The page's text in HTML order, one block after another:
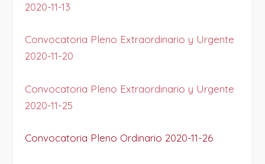
2020-11-13
Convocatoria Pleno Extraordinario y Urgente
2020-11-20
Convocatoria Pleno Extraordinario y Urgente
2020-11-25
Convocatoria Pleno Ordinario 2020-11-26